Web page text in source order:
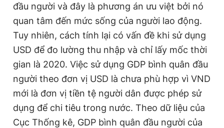
đầu người và đây là phương án ưu việt bởi nó
quan tâm đến mức sống của người lao động.
Tuy nhiên, cách tính lại có vấn đề khi sử dụng
USD để đo lường thu nhập và chỉ lấy mốc thời
gian là 2020. Việc sử dụng GDP bình quân đầu
người theo đơn vị USD là chưa phù hợp vì VND
mới là đơn vị tiền tệ người dân được phép sử
dụng để chi tiêu trong nước. Theo dữ liệu của
Cục Thống kê, GDP bình quân đầu người của